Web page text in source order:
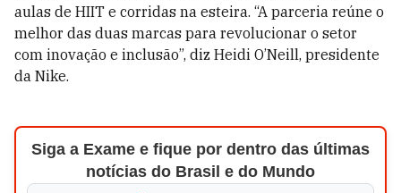
aulas de HIIT e corridas na esteira. “A parceria reúne o
melhor das duas marcas para revolucionar o setor
com inovação e inclusão”, diz Heidi O’Neill, presidente
da Nike.
Siga a Exame e fique por dentro das últimas
notícias do Brasil e do Mundo